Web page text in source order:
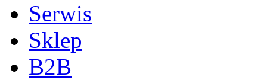
Serwis
Sklep
B2B